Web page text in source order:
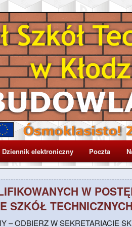
Dziennik elektroniczny Poczta
W
SZKÓŁ
– ODBIERZ W SEKRETARIACIE